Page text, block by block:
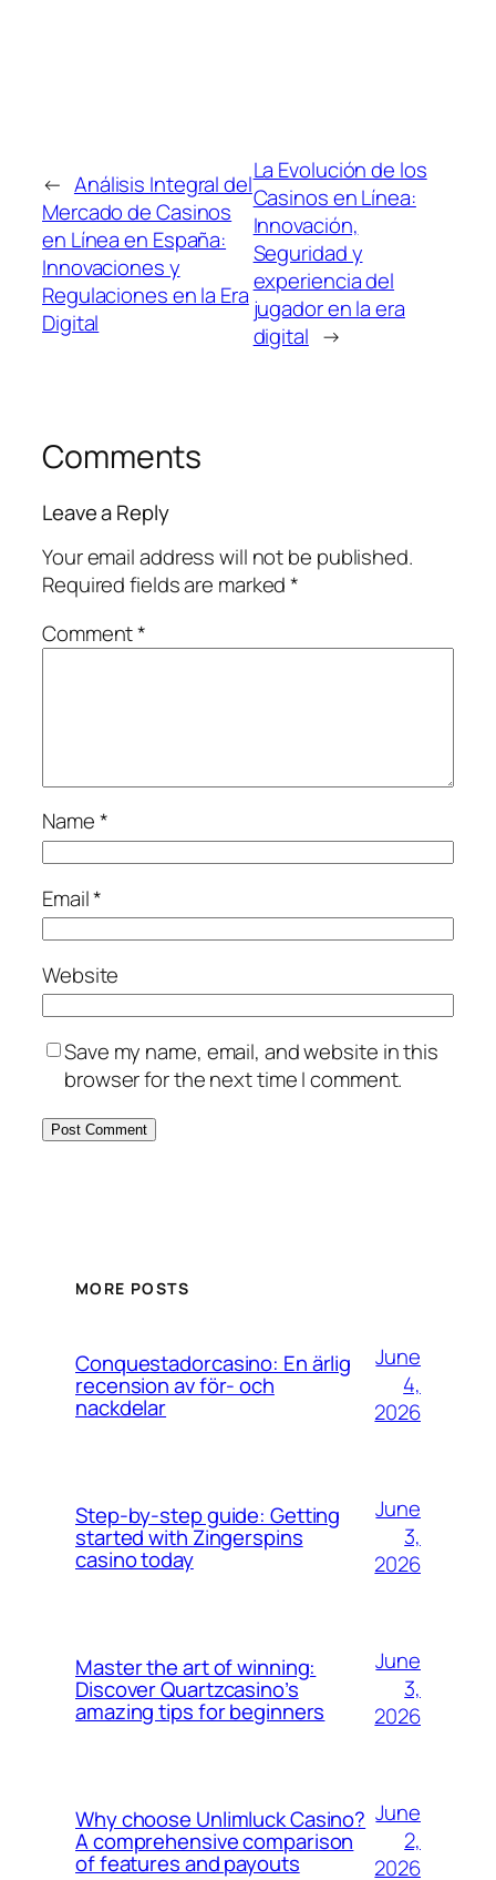
← Análisis Integral del
Mercado de Casinos
en Línea en España:
Innovaciones y
Regulaciones en la Era
Digital
La Evolución de los
Casinos en Línea:
Innovación,
Seguridad y
experiencia del
jugador en la era
digital →
Comments
Leave a Reply
Your email address will not be published.
Required fields are marked*
Comment*
Name*
Email*
Website
Save my name, email, and website in this
browser for the next time I comment.
MORE POSTS
Conquestadorcasino: En ärlig
recension av för- och
nackdelar
June
4,
2026
Step-by-step guide: Getting
started with Zingerspins
casino today
June
3,
2026
Master the art of winning:
Discover Quartzcasino’s
amazing tips for beginners
June
3,
2026
Why choose Unlimluck Casino?
A comprehensive comparison
of features and payouts
June
2,
2026